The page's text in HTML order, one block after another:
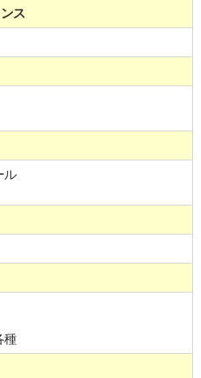
ス
ル
種